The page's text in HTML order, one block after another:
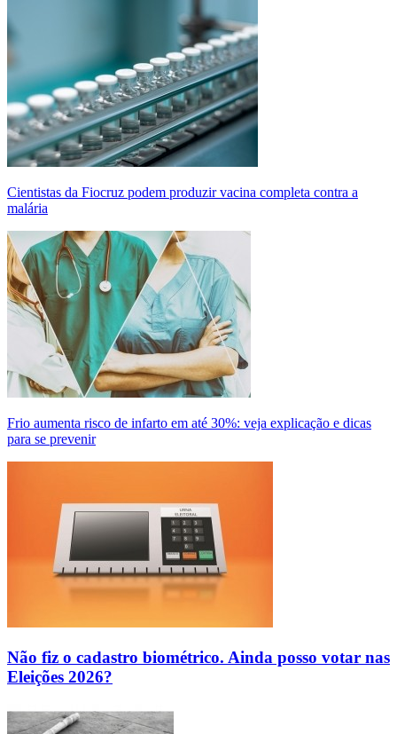
Cientistas da Fiocruz podem produzir vacina completa contra a
malária
Frio aumenta risco de infarto em até 30%: veja explicação e dicas
para se prevenir
Não fiz o cadastro biométrico. Ainda posso votar nas
Eleições 2026?